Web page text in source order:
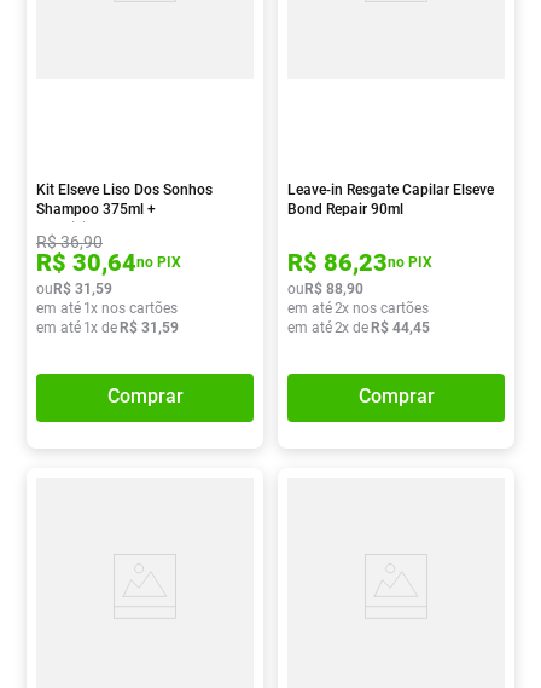
Kit Elseve Liso Dos Sonhos
Shampoo 375ml +
Condicionador 170ml
R$36,90
R$ 30,64no PIX
ouR$ 31 ,59
em até 1x nos cartões
em até 1x deR$ 31 ,59
Comprar
Leave-in Resgate Capilar Elseve
Bond Repair 90ml
R$ 86,23no PIX
ouR$ 88,90
em até2x nos cartões
em até2x deR$ 44,45
Comprar